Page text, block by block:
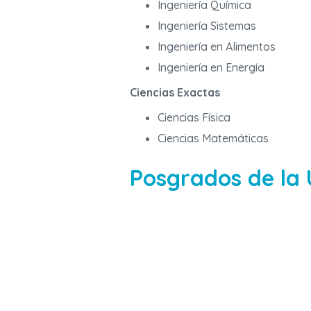
Ingeniería Química
Ingeniería Sistemas
Ingeniería en Alimentos
Ingeniería en Energía
Ciencias Exactas
Ciencias Física
Ciencias Matemáticas
Posgrados de la